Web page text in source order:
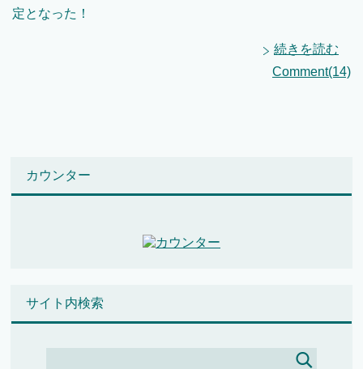
定となった！
続きを読む
Comment(14)
カウンター
サイト内検索